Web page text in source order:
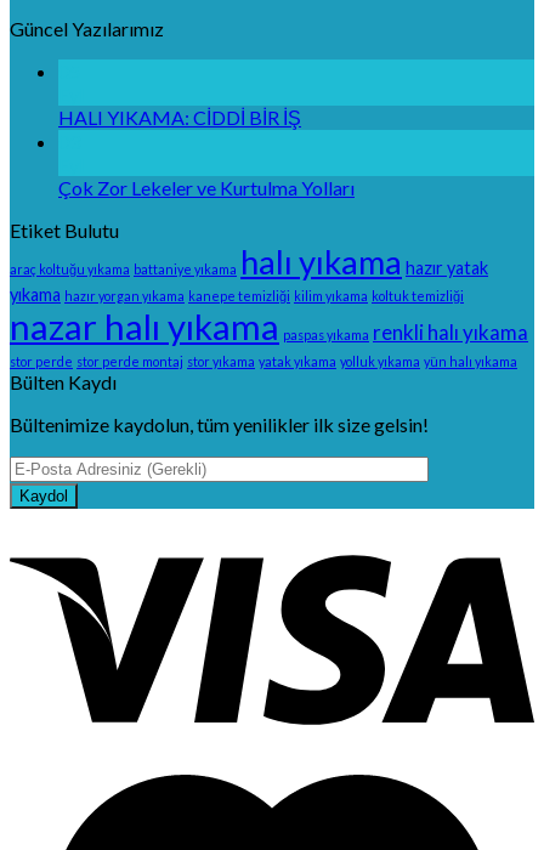
Güncel Yazılarımız
HALI YIKAMA: CİDDİ BİR İŞ
Çok Zor Lekeler ve Kurtulma Yolları
Etiket Bulutu
araç koltuğu yıkama battaniye yıkama halı yıkama hazır yatak
yıkama hazır yorgan yıkama kanepe temizliği kilim yıkama koltuk temizliği
nazar halı yıkama paspas yıkama renkli halı yıkama
stor perde stor perde montaj stor yıkama yatak yıkama yolluk yıkama yün halı yıkama
Bülten Kaydı
Bültenimize kaydolun, tüm yenilikler ilk size gelsin!